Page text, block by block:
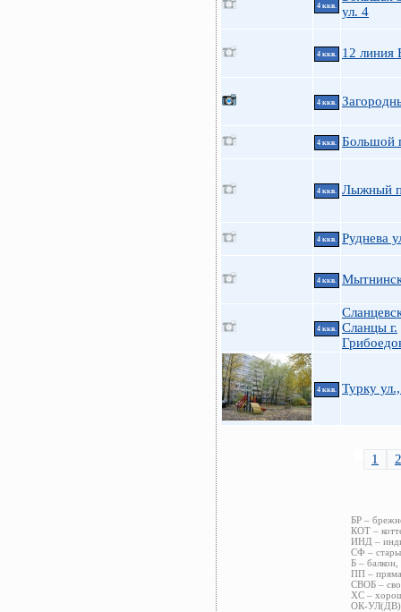
4 ккв.
ул. 4
4 ккв. 12 линия
4 ккв.
4 ккв. Большой
4 ккв. Лыжный
4 ккв. Руднева
4 ккв.
4 ккв.
Сланцы г.
4 ккв. Турку
1 2
БР –
КОТ –
ИНД –
СФ –
Б –
ПП –
СВОБ –
ХС –
ОК-УЛ(ДВ)